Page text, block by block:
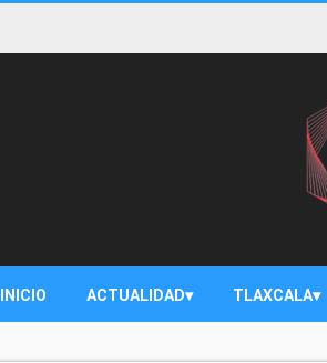
INICIO ACTUALIDAD TLAXCALA